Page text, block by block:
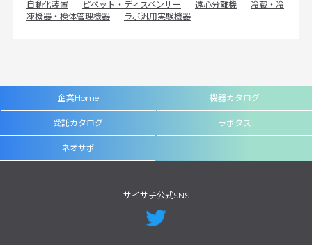
自動化装置
ピペット・ディスペンサー 遠心分離機
冷蔵・冷
凍機器・検体管理機器
ラボ汎用実験機器
企業Home 機器カタログ
受託カタログ ラボタス
ネオサポ
サイサチ公式SNS